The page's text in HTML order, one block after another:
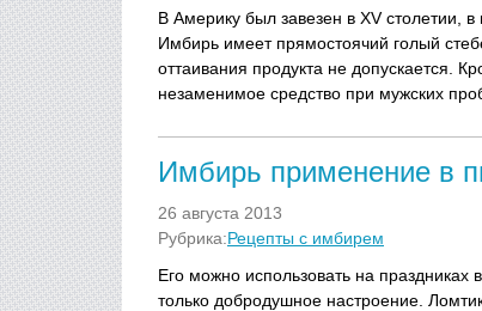
В Америку был завезен в XV столетии,
Имбирь имеет прямостоячий голый
оттаивания продукта не допускается.
незаменимое средство при мужских
Имбирь применение в
26 августа 2013
Рубрика:Рецепты с имбирем
Его можно использовать на праздниках
только добродушное настроение.